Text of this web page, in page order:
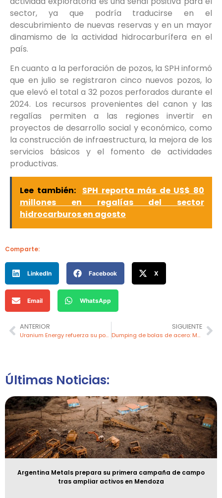
sector, ya que podría traducirse en el
descubrimiento de nuevas reservas y en un mayor
dinamismo de la actividad hidrocarburífera en el
país.
En cuanto a la perforación de pozos, la SPH informó
que en julio se registraron cinco nuevos pozos, lo
que elevó el total a 32 pozos perforados durante el
2024. Los recursos provenientes del canon y las
regalías permiten a las regiones invertir en
proyectos de desarrollo social y económico, como
la construcción de infraestructura, la mejora de los
servicios básicos y el fomento de actividades
productivas.
Lee también:
SPH reporta más de US$ 80
millones en regalías del sector
hidrocarburos en agosto
Comparte:
LinkedIn Facebook X
Email WhatsApp
ANTERIOR
Uranium Energy refuerza su posición en el mercado del uranio con adquisición estratégica
SIGUIENTE
Dumping de bolas de acero: Molycop solicita protección
Últimas Noticias:
Argentina Metals prepara su primera campaña de campo
tras ampliar activos en Mendoza